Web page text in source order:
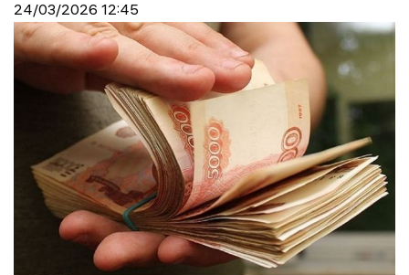
24/03/2026 12:45